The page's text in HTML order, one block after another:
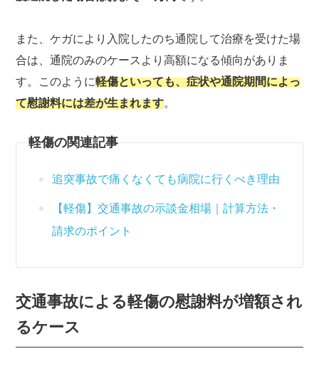
また、ケガにより入院したのち通院して治療を受けた場
合は、通院のみのケースより高額になる傾向がありま
す。このように軽傷といっても、症状や通院期間によっ
て慰謝料には差が生まれます。
軽傷の関連記事
追突事故で痛くなくても病院に行くべき理由
【軽傷】交通事故の示談金相場｜計算方法・
請求のポイント
交通事故による軽傷の慰謝料が増額され
るケース